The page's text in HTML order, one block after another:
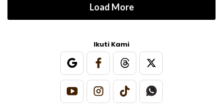
Load More
Ikuti Kami